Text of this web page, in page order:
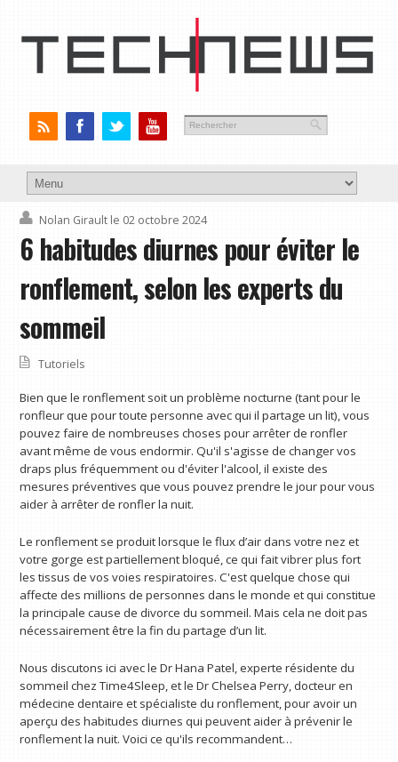
Nolan Girault le 02 octobre 2024
6 habitudes diurnes pour éviter le
ronflement, selon les experts du
sommeil
Tutoriels
Bien que le ronflement soit un problème nocturne (tant pour le
ronfleur que pour toute personne avec qui il partage un lit), vous
pouvez faire de nombreuses choses pour arrêter de ronfler
avant même de vous endormir. Qu'il s'agisse de changer vos
draps plus fréquemment ou d'éviter l'alcool, il existe des
mesures préventives que vous pouvez prendre le jour pour vous
aider à arrêter de ronfler la nuit.
Le ronflement se produit lorsque le flux d’air dans votre nez et
votre gorge est partiellement bloqué, ce qui fait vibrer plus fort
les tissus de vos voies respiratoires. C'est quelque chose qui
affecte des millions de personnes dans le monde et qui constitue
la principale cause de divorce du sommeil. Mais cela ne doit pas
nécessairement être la fin du partage d’un lit.
Nous discutons ici avec le Dr Hana Patel, experte résidente du
sommeil chez Time4Sleep, et le Dr Chelsea Perry, docteur en
médecine dentaire et spécialiste du ronflement, pour avoir un
aperçu des habitudes diurnes qui peuvent aider à prévenir le
ronflement la nuit. Voici ce qu'ils recommandent…